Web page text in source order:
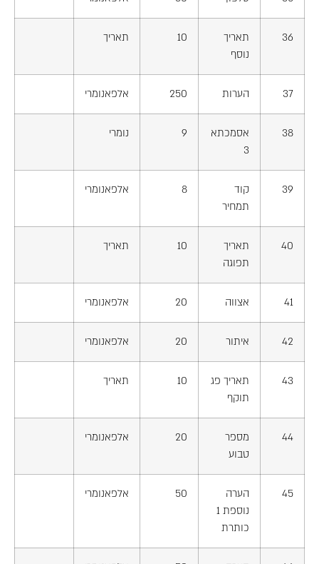
36
תאריך
נוסף
10 תאריך
37 הערות 250 אלפאנומרי
38
אסמכתא
3
9 נומרי
39
קוד
תמחיר
8 אלפאנומרי
40
תאריך
תפוגה
10 תאריך
41 אצווה 20 אלפאנומרי
42 איתור 20 אלפאנומרי
43
תאריך פג
תוקף
10 תאריך
44
מספר
טבוע
20 אלפאנומרי
45
הערה
נוספת 1
כותרת
50 אלפאנומרי